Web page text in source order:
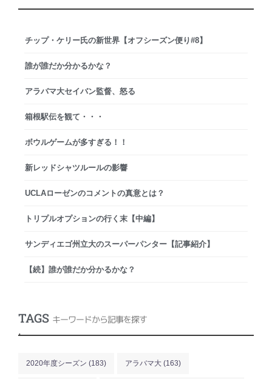
チップ・ケリー氏の新世界【オフシーズン便り#8】
誰が誰だか分かるかな？
アラバマ大セイバン監督、怒る
箱根駅伝を観て・・・
ボウルゲームが多すぎる！！
新レッドシャツルールの影響
UCLAローゼンのコメントの真意とは？
トリプルオプションの行く末【中編】
サンディエゴ州立大のスーパーパンター【記事紹介】
【続】誰が誰だか分かるかな？
TAGS キーワードから記事を探す
.
2020年度シーズン (183) アラバマ大 (163)